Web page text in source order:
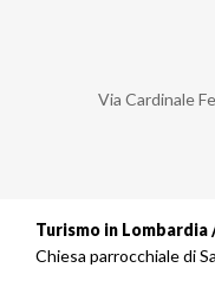
Via Cardinale
Briciole
Turismo in Lombardia
Chiesa parrocchiale di